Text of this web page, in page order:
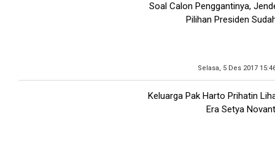
Soal Calon Penggantinya,
Pilihan Presiden
Selasa, 5 Des 2017
Keluarga Pak Harto Prihatin
Era Setya